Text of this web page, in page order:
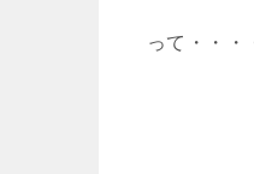
って・・・